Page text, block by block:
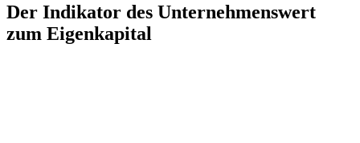
Der Indikator des Unternehmenswert
zum Eigenkapital